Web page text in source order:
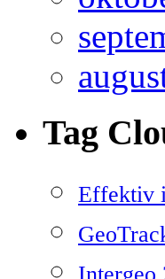
Tag
Effektiv